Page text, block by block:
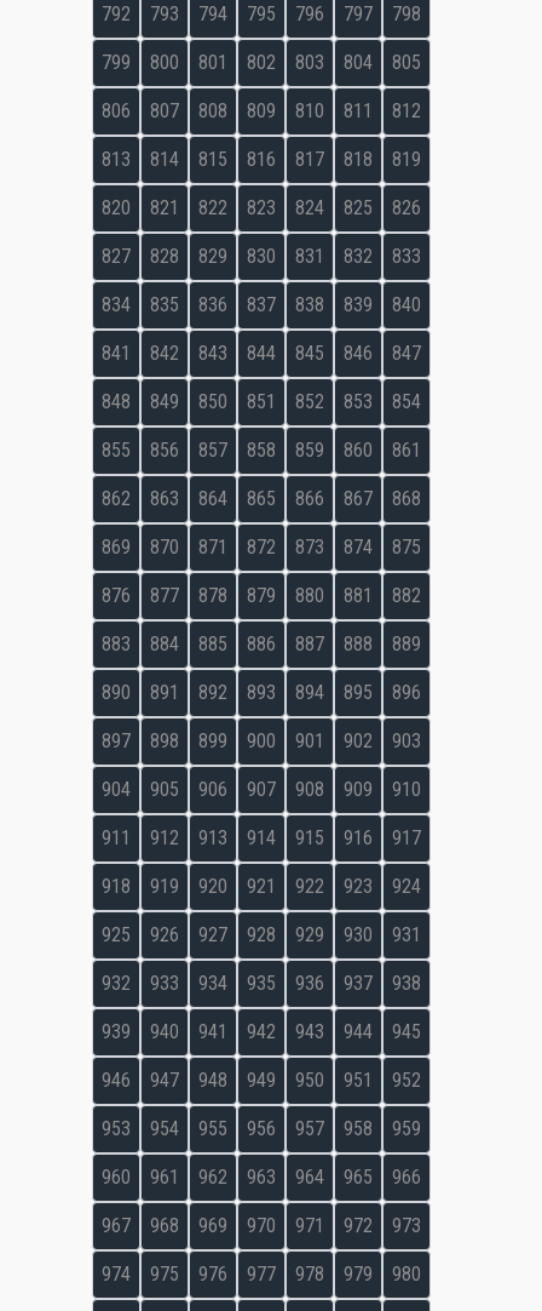
792 793 794 795 796 797 798
799 800 801 802 803 804 805
806 807 808 809 810 811 812
813 814 815 816 817 818 819
820 821 822 823 824 825 826
827 828 829 830 831 832 833
834 835 836 837 838 839 840
841 842 843 844 845 846 847
848 849 850 851 852 853 854
855 856 857 858 859 860 861
862 863 864 865 866 867 868
869 870 871 872 873 874 875
876 877 878 879 880 881 882
883 884 885 886 887 888 889
890 891 892 893 894 895 896
897 898 899 900 901 902 903
904 905 906 907 908 909 910
911 912 913 914 915 916 917
918 919 920 921 922 923 924
925 926 927 928 929 930 931
932 933 934 935 936 937 938
939 940 941 942 943 944 945
946 947 948 949 950 951 952
953 954 955 956 957 958 959
960 961 962 963 964 965 966
967 968 969 970 971 972 973
974 975 976 977 978 979 980